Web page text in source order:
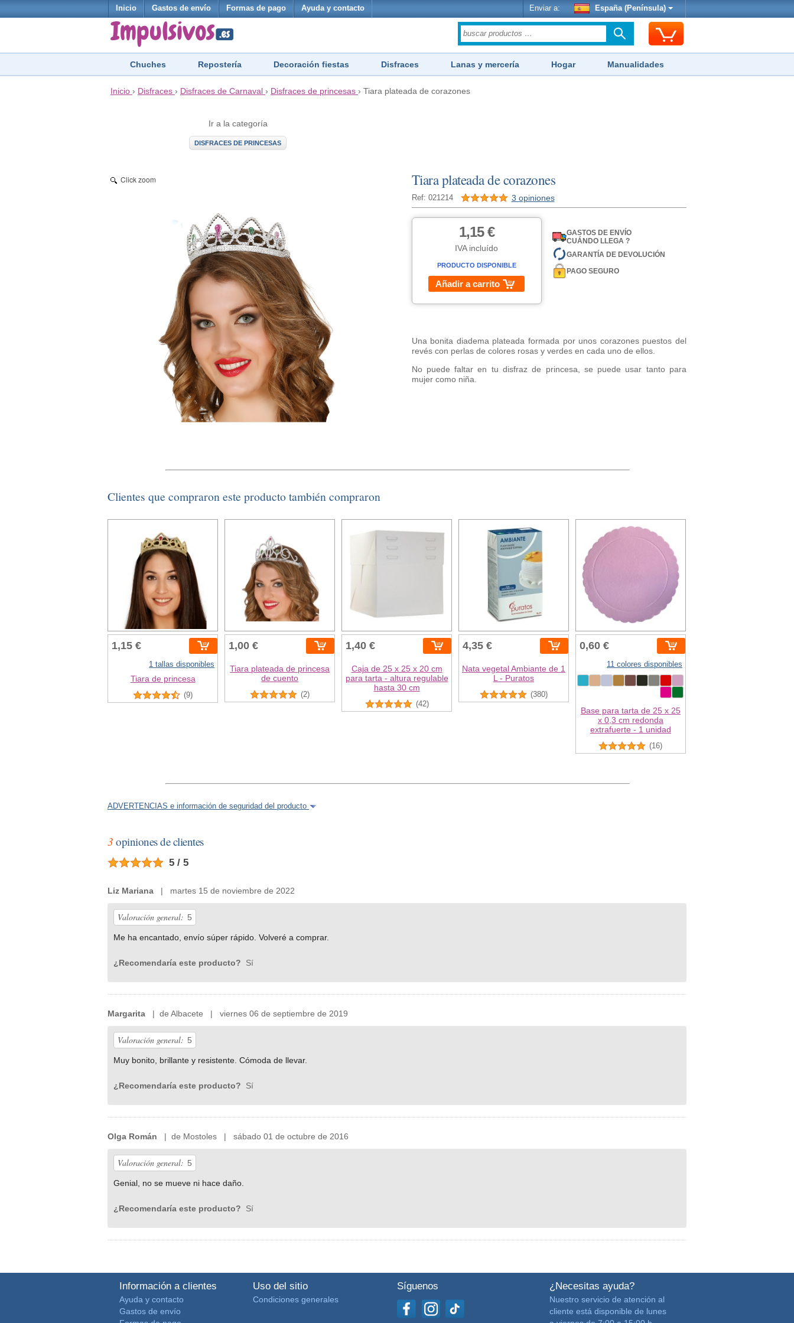
Inicio Gastos de envío Formas de pago Ayuda y contacto Enviar a: España (Península)
Chuches Repostería Decoración fiestas Disfraces Lanas y mercería Hogar Manualidades
Inicio › Disfraces › Disfraces de Carnaval › Disfraces de princesas › Tiara plateada de corazones
Ir a la categoría
DISFRACES DE PRINCESAS
Tiara plateada de corazones
Ref: 021214 3 opiniones
Click zoom
1,15 €
IVA incluído
PRODUCTO DISPONIBLE
Añadir a carrito
GASTOS DE ENVÍO
CUÁNDO LLEGA ?
GARANTÍA DE DEVOLUCIÓN
PAGO SEGURO
Una bonita diadema plateada formada por unos corazones puestos del
revés con perlas de colores rosas y verdes en cada uno de ellos.
No puede faltar en tu disfraz de princesa, se puede usar tanto para
mujer como niña.
Clientes que compraron este producto también compraron
1,15 €
1 tallas disponibles
Tiara de princesa
(9)
1,00 €
Tiara plateada de princesa
de cuento
(2)
1,40 €
Caja de 25 x 25 x 20 cm
para tarta - altura regulable
hasta 30 cm
(42)
4,35 €
Nata vegetal Ambiante de 1
L - Puratos
(380)
0,60 €
11 colores disponibles
Base para tarta de 25 x 25
x 0,3 cm redonda
extrafuerte - 1 unidad
(16)
ADVERTENCIAS e información de seguridad del producto
3 opiniones de clientes
5 / 5
Liz Mariana | martes 15 de noviembre de 2022
Valoración general: 5
Me ha encantado, envío súper rápido. Volveré a comprar.
¿Recomendaría este producto? Sí
Margarita | de Albacete | viernes 06 de septiembre de 2019
Valoración general: 5
Muy bonito, brillante y resistente. Cómoda de llevar.
¿Recomendaría este producto? Sí
Olga Román | de Mostoles | sábado 01 de octubre de 2016
Valoración general: 5
Genial, no se mueve ni hace daño.
¿Recomendaría este producto? Sí
Información a clientes
Ayuda y contacto
Gastos de envío
Uso del sitio
Condiciones generales
Síguenos ¿Necesitas ayuda?
Nuestro servicio de atención al
cliente está disponible de lunes